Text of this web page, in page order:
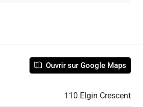
Ouvrir sur Google Maps
110 Elgin Crescent